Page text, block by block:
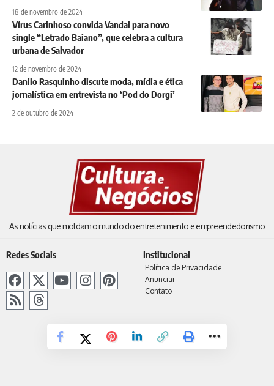
18 de novembro de 2024
Vírus Carinhoso convida Vandal para novo
single “Letrado Baiano”, que celebra a cultura
urbana de Salvador
12 de novembro de 2024
Danilo Rasquinho discute moda, mídia e ética
jornalística em entrevista no ‘Pod do Dorgi’
2 de outubro de 2024
As notícias que moldam o mundo do entretenimento e empreendedorismo
Redes Sociais Institucional
Política de Privacidade
Anunciar
Contato